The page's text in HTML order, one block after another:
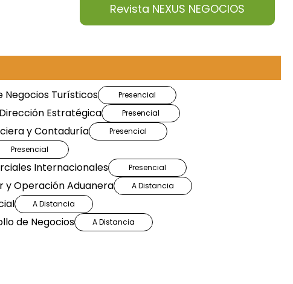
Revista NEXUS NEGOCIOS
Negocios Turísticos Presencial
Estratégica Presencial
y Contaduría Presencial
Presencial
Internacionales Presencial
y Operación Aduanera A Distancia
A Distancia
de Negocios A Distancia